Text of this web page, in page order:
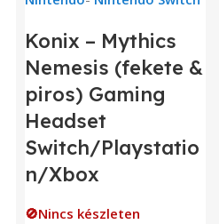
Konix – Mythics
Nemesis (fekete &
piros) Gaming
Headset
Switch/Playstatio
n/Xbox
🚫Nincs készleten